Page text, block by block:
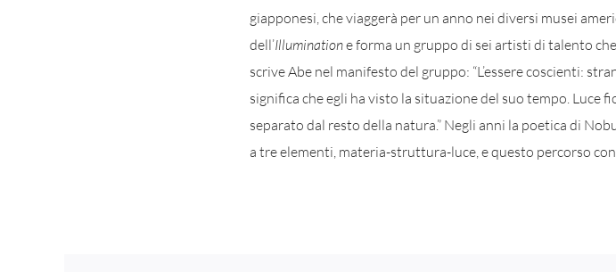
giapponesi, che viaggerà per un anno nei diversi musei
dell’Illuminatione forma un gruppo di sei artisti di talento
scrive Abe nel manifesto del gruppo: “L’essere coscienti:
significa che egli ha visto la situazione del suo tempo. Luce
separato dal resto della natura.” Negli anni la poetica di
a tre elementi, materia-struttura-luce, e questo percorso